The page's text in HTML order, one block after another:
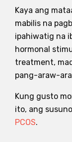
Kaya ang
mabilis na
ipahiwatig na
hormonal
treatment,
pang-araw-
Kung gusto
ito, ang
PCOS.